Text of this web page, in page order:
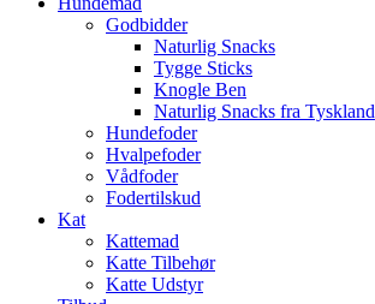
Godbidder
Naturlig Snacks
Tygge Sticks
Knogle Ben
Naturlig Snacks fra Tyskland
Hundefoder
Hvalpefoder
Vådfoder
Fodertilskud
Kat
Kattemad
Katte Tilbehør
Katte Udstyr